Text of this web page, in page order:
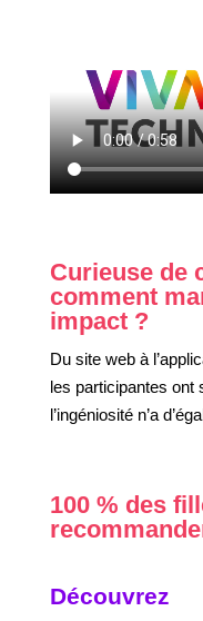
Curieuse de
comment
impact ?
Du site web à
les participantes ont
l’ingéniosité n’a
100 % des
Découvrez